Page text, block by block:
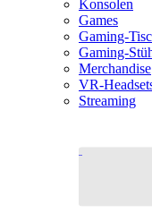
Konsolen
Games
Gaming-
Gaming-
Merchandise
VR-
Streaming